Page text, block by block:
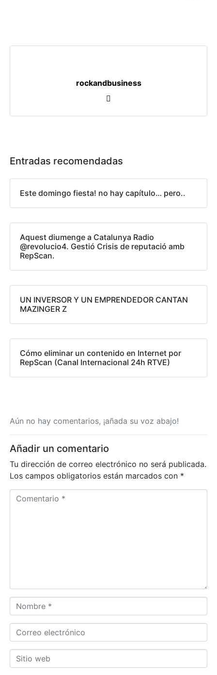
rockandbusiness
Entradas recomendadas
Este domingo fiesta! no hay capítulo… pero..
Aquest diumenge a Catalunya Radio
@revolucio4. Gestió Crisis de reputació amb
RepScan.
UN INVERSOR Y UN EMPRENDEDOR CANTAN
MAZINGER Z
Cómo eliminar un contenido en Internet por
RepScan (Canal Internacional 24h RTVE)
Aún no hay comentarios, ¡añada su voz abajo!
Añadir un comentario
Tu dirección de correo electrónico no será publicada.
Los campos obligatorios están marcados con *
i
o
o
m
r
o
r
i